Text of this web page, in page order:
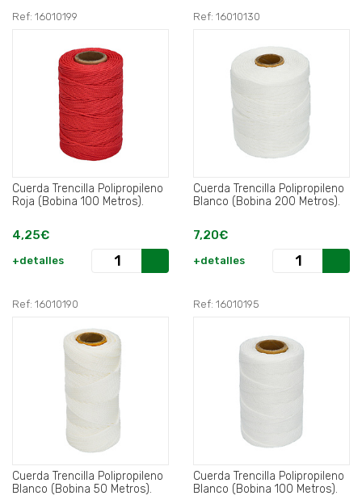
Ref: 16010199
Cuerda Trencilla Polipropileno
Roja (Bobina 100 Metros).
4,25€
+detalles
Ref: 16010130
Cuerda Trencilla Polipropileno
Blanco (Bobina 200 Metros).
7,20€
+detalles
Ref: 16010190
Cuerda Trencilla Polipropileno
Blanco (Bobina 50 Metros).
Ref: 16010195
Cuerda Trencilla Polipropileno
Blanco (Bobina 100 Metros).